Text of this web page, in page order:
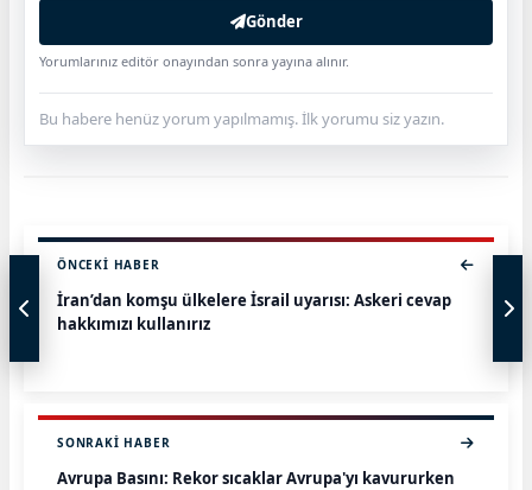
Gönder
Yorumlarınız editör onayından sonra yayına alınır.
Bu habere henüz yorum yapılmamış. İlk yorumu siz yazın.
ÖNCEKI HABER
İran’dan komşu ülkelere İsrail uyarısı: Askeri cevap
hakkımızı kullanırız
SONRAKI HABER
Avrupa Basını: Rekor sıcaklar Avrupa'yı kavururken